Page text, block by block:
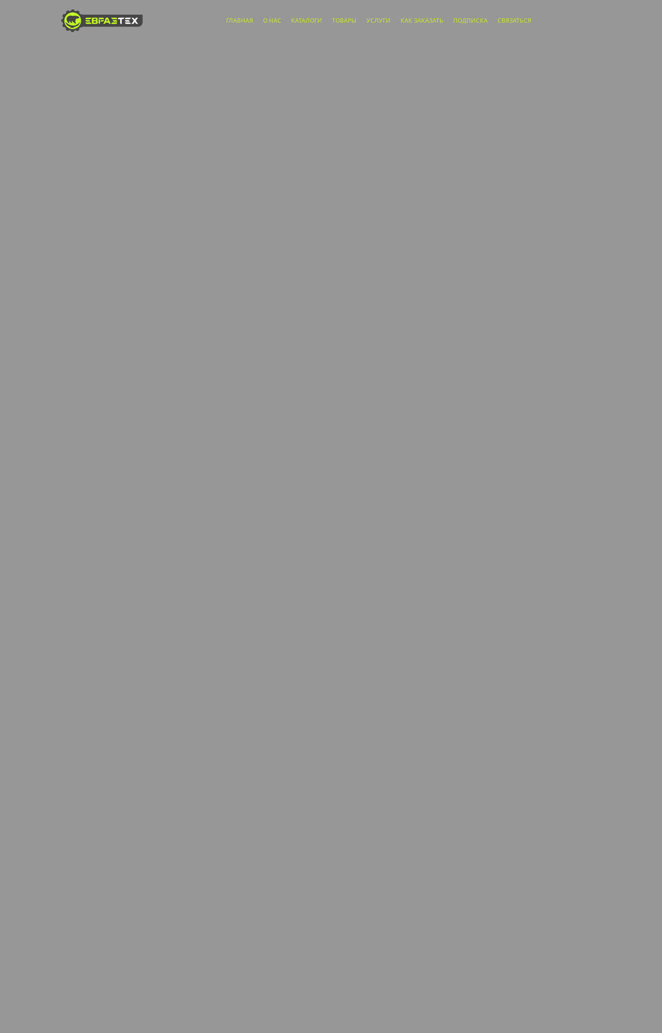
ГЛАВНАЯ О НАС КАТАЛОГИ ТОВАРЫ УСЛУГИ КАК ЗАКАЗАТЬ ПОДПИСКА СВЯЗАТЬСЯ